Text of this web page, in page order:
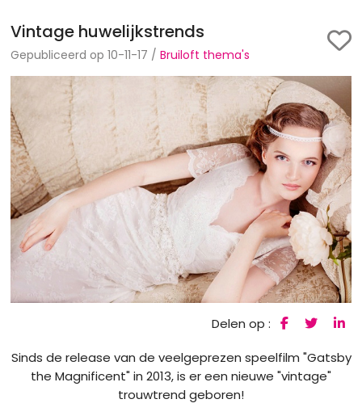
Vintage huwelijkstrends
Gepubliceerd op 10-11-17 /Bruiloft thema's
Delen op :
Sinds de release van de veelgeprezen speelfilm "Gatsby
the Magnificent" in 2013, is er een nieuwe "vintage"
trouwtrend geboren!